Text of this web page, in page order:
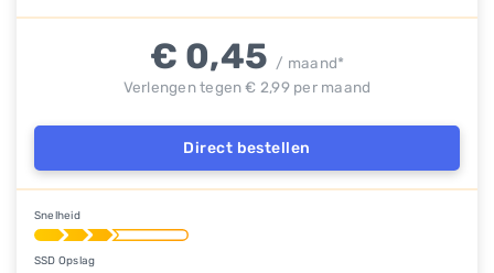
€ 0,45 / maand*
Verlengen tegen € 2,99 per maand
Direct bestellen
Snelheid
SSD Opslag